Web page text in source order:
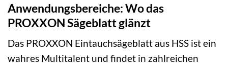
Anwendungsbereiche: Wo das
PROXXON Sägeblatt glänzt
Das PROXXON Eintauchsägeblatt aus HSS ist ein
wahres Multitalent und findet in zahlreichen